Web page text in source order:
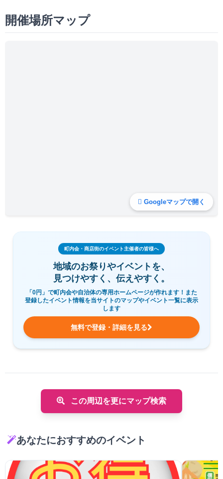
開催場所マップ
Googleマップで開く
町内会・商店街のイベント主催者の皆様へ
地域のお祭りやイベントを、
見つけやすく、伝えやすく。
「0円」で町内会や自治体の専用ホームページが作れます！また
登録したイベント情報を当サイトのマップやイベント一覧に表示
します
無料で登録・詳細を見る
この周辺を更にマップ検索
あなたにおすすめのイベント